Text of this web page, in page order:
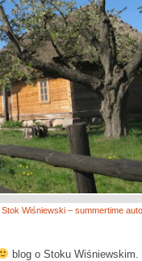
Stok Wiśniewski – summertime
blog o Stoku